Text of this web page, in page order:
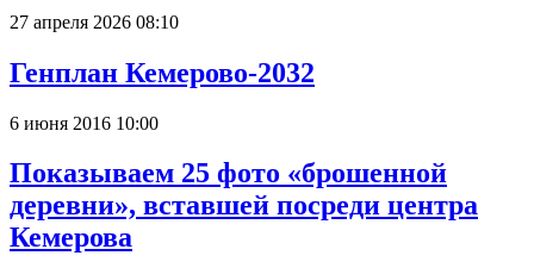
27 апреля 2026 08:10
Генплан Кемерово-2032
6 июня 2016 10:00
Показываем 25 фото «брошенной
деревни», вставшей посреди центра
Кемерова